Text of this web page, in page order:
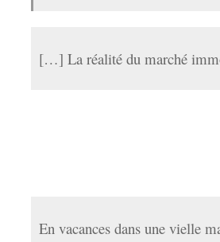
[…] La réalité du marché
En vacances dans une vielle